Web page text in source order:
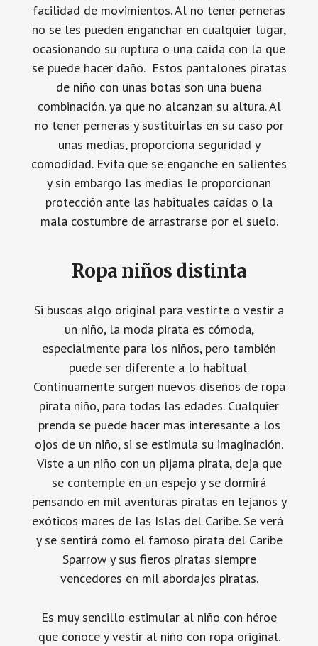
facilidad de movimientos. Al no tener perneras
no se les pueden enganchar en cualquier lugar,
ocasionando su ruptura o una caída con la que
se puede hacer daño. Estos pantalones piratas
de niño con unas botas son una buena
combinación. ya que no alcanzan su altura. Al
no tener perneras y sustituirlas en su caso por
unas medias, proporciona seguridad y
comodidad. Evita que se enganche en salientes
y sin embargo las medias le proporcionan
protección ante las habituales caídas o la
mala costumbre de arrastrarse por el suelo.
Ropa niños distinta
Si buscas algo original para vestirte o vestir a
un niño, la moda pirata es cómoda,
especialmente para los niños, pero también
puede ser diferente a lo habitual.
Continuamente surgen nuevos diseños de ropa
pirata niño, para todas las edades. Cualquier
prenda se puede hacer mas interesante a los
ojos de un niño, si se estimula su imaginación.
Viste a un niño con un pijama pirata, deja que
se contemple en un espejo y se dormirá
pensando en mil aventuras piratas en lejanos y
exóticos mares de las Islas del Caribe. Se verá
y se sentirá como el famoso pirata del Caribe
Sparrow y sus fieros piratas siempre
vencedores en mil abordajes piratas.
Es muy sencillo estimular al niño con héroe
que conoce y vestir al niño con ropa original.